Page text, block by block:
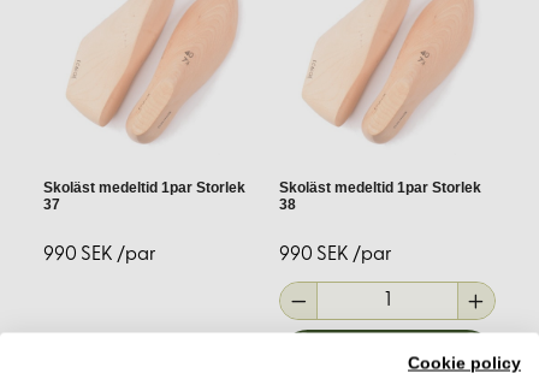
Om du är ny inom skosömnad kan det vara bra att
börja med enklare projekt, som att sy vikingaskor.
Dessa kräver färre verktyg och material, och ger dig en
bra introduktion till tekniker som vändsydda sömmar.
Använd våra böcker och guider för att få detaljerade
och en etablerad närvaro sedan 2001, erbjuder
Korps.seinte bara produkter av hög kvalitet, utan
också expertråd och support. Vårt team av kunniga
Skoläst medeltid 1par Storlek
37
990 SEK /par
Skoläst medeltid 1par Storlek
38
990 SEK /par
Cookie policy